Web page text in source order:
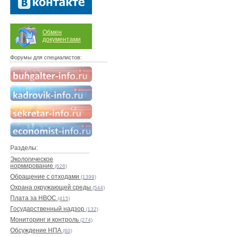
Обмен
документами
Форумы для специалистов:
Разделы:
Экологическое
нормирование (626)
Обращение с отходами (1399)
Охрана окружающей среды (544)
Плата за НВОС (415)
Государственный надзор (132)
Мониторинг и контроль (274)
Обсуждение НПА (60)